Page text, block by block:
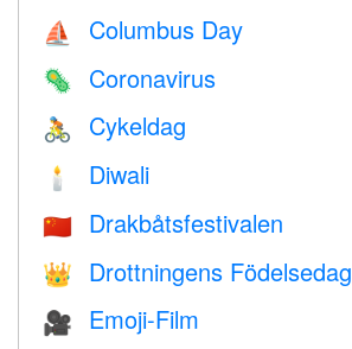
⛵️ Columbus Day
🦠 Coronavirus
🚴 Cykeldag
🕯 Diwali
🇨🇳 Drakbåtsfestivalen
👑 Drottningens Födelsedag
🎥 Emoji-Film